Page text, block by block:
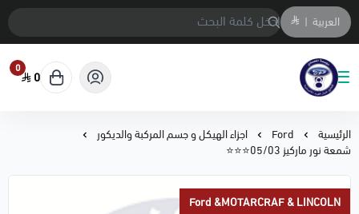
العربية |
متجر المحمادي لقطع السيارات
0
0
الرئيسية Ford
اجزاء الهيكل و جسم المركبة والديكور
شمعة نور ماركيز 05/03⭐⭐⭐
Ford &MOTARCRAF & LINCOLN